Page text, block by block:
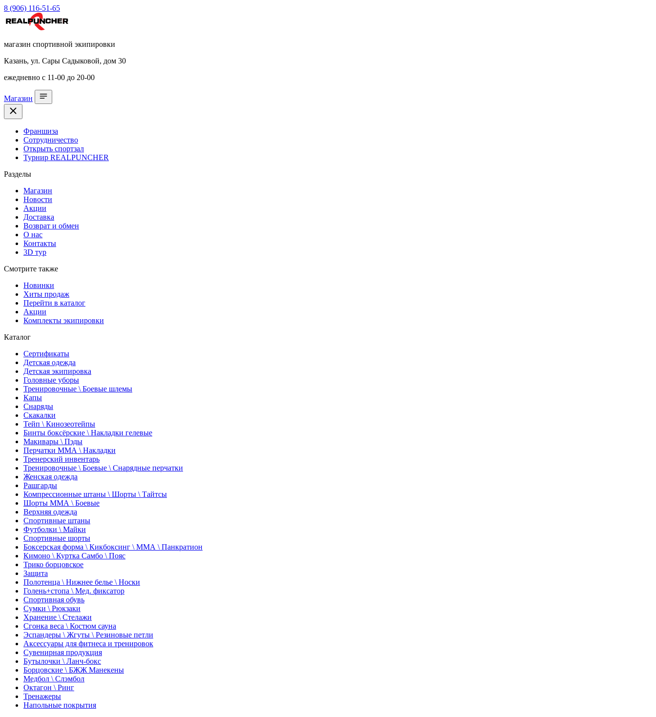
8 (906) 116-51-65
магазин спортивной экипировки
Казань, ул. Сары Садыковой, дом 30
ежедневно с 11-00 до 20-00
Магазин
Франшиза
Сотрудничество
Открыть спортзал
Турнир REALPUNCHER
Разделы
Магазин
Новости
Акции
Доставка
Возврат и обмен
О нас
Контакты
3D тур
Смотрите также
Новинки
Хиты продаж
Перейти в каталог
Акции
Комплекты экипировки
Каталог
Сертификаты
Детская одежда
Детская экипировка
Головные уборы
Тренировочные \ Боевые шлемы
Капы
Снаряды
Скакалки
Тейп \ Кинозеотейпы
Бинты боксёрские \ Накладки гелевые
Макивары \ Пэды
Перчатки ММА \ Накладки
Тренерский инвентарь
Тренировочные \ Боевые \ Снарядные перчатки
Женская одежда
Рашгарды
Компрессионные штаны \ Шорты \ Тайтсы
Шорты ММА \ Боевые
Верхняя одежда
Спортивные штаны
Футболки \ Майки
Спортивные шорты
Боксерская форма \ Кикбоксинг \ ММА \ Панкратион
Кимоно \ Куртка Самбо \ Пояс
Трико борцовское
Защита
Полотенца \ Нижнее белье \ Носки
Голень+стопа \ Мед. фиксатор
Спортивная обувь
Сумки \ Рюкзаки
Хранение \ Стелажи
Сгонка веса \ Костюм сауна
Эспандеры \ Жгуты \ Резиновые петли
Аксессуары для фитнеса и тренировок
Сувенирная продукция
Бутылочки \ Ланч-бокс
Борцовские \ БЖЖ Манекены
Медбол \ Слэмбол
Октагон \ Ринг
Тренажеры
Напольные покрытия